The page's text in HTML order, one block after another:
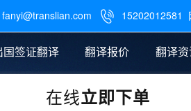
fanyi@translian.com  15202012581
图纸翻译
国签证翻译 翻译报价
笔译翻译报价
翻译
公证样本
在线立即下单